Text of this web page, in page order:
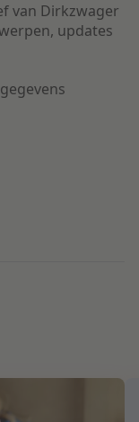
van Dirkzwager
updates